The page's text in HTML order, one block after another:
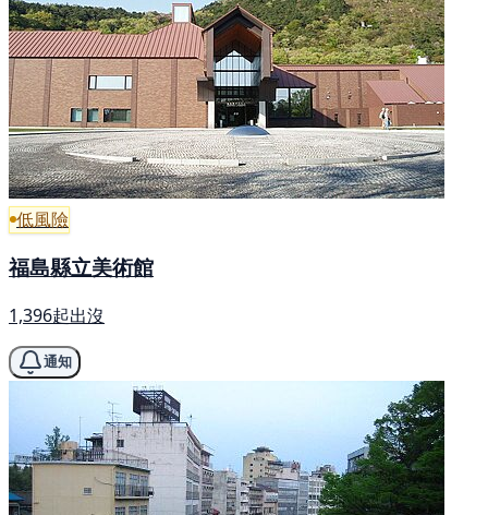
低風險
福島縣立美術館
1,396起出沒
通知